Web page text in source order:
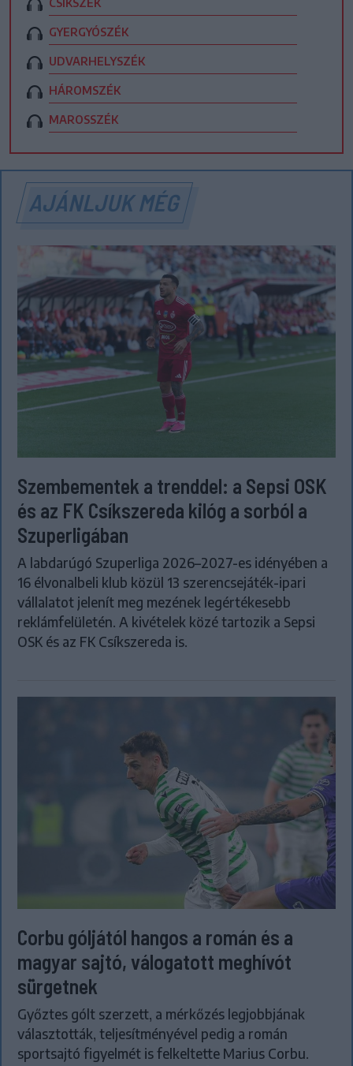
CSÍKSZÉK
GYERGYÓSZÉK
UDVARHELYSZÉK
HÁROMSZÉK
MAROSSZÉK
AJÁNLJUK MÉG
Szembementek a trenddel: a Sepsi OSK
és az FK Csíkszereda kilóg a sorból a
Szuperligában
A labdarúgó Szuperliga 2026–2027-es idényében a
16 élvonalbeli klub közül 13 szerencsejáték-ipari
vállalatot jelenít meg mezének legértékesebb
reklámfelületén. A kivételek közé tartozik a Sepsi
OSK és az FK Csíkszereda is.
Corbu góljától hangos a román és a
magyar sajtó, válogatott meghívót
sürgetnek
Győztes gólt szerzett, a mérkőzés legjobbjának
választották, teljesítményével pedig a román
sportsajtó figyelmét is felkeltette Marius Corbu.